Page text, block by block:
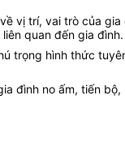
vị trí, vai trò của
quan đến gia đình.
trọng hình thức
no ấm, tiến